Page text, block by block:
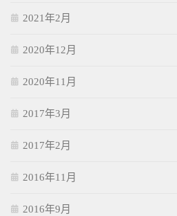
2021年2月
2020年12月
2020年11月
2017年3月
2017年2月
2016年11月
2016年9月